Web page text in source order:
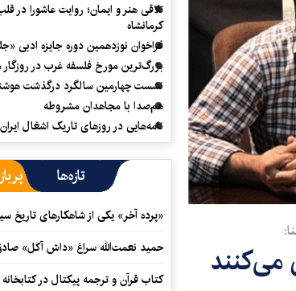
می‌کنند
تلاقی هنر و ایمان؛ روایت عاشورا در
کرمانشاه
فراخوان نوزدهمین دوره جایزه ادبی
بزرگ‌ترین مورخ فلسفه غرب در روزگار
نشست چهارمین سالگرد درگذشت
هم‌صدا با مجاهدان مشروطه
نامه‌هایی در روزهای تاریک اشغال ایران
تازه‌ها
«پرده آخر» یکی از شاهکارهای تاریخ
حمید نعمت‌‏الله سراغ «داش آکل»
کتاب قرآن و ترجمه پیکتال در